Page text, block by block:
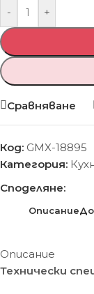
- +
Сравняване
Код: GMX-18895
Категория:
Споделяне:
Описание
Описание
Технически